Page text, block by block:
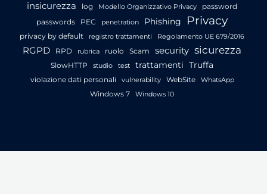
insicurezza log Modello Organizzativo Privacy
password
passwords
PEC penetration Phishing Privacy
privacy by default registro trattamenti Regolamento UE 679/2016
RGPD RPD rubrica ruolo Scam security sicurezza
SlowHTTP studio test trattamenti Truffa
violazione dati personali vulnerability WebSite WhatsApp
Windows 7 Windows 10